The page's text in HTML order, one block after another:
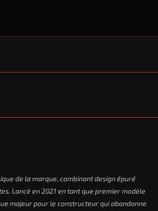
de la marque, combinant design épuré
Lancé en 2021 en tant que premier modèle
majeur pour le constructeur qui abandonne